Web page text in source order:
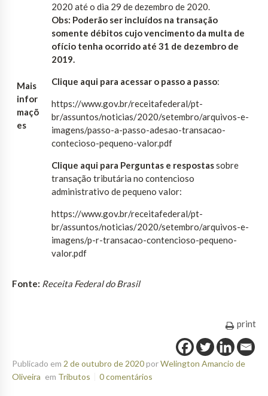
Mais
infor
maçõ
es
2020 até o dia 29 de dezembro de 2020.
Obs: Poderão ser incluídos na transação
somente débitos cujo vencimento da multa de
ofício tenha ocorrido até 31 de dezembro de
2019.
Clique aqui para acessar o passo a passo:
https://www.gov.br/receitafederal/pt-
br/assuntos/noticias/2020/setembro/arquivos-e-
imagens/passo-a-passo-adesao-transacao-
contecioso-pequeno-valor.pdf
Clique aqui para Perguntas e respostassobre
transação tributária no contencioso
administrativo de pequeno valor:
https://www.gov.br/receitafederal/pt-
br/assuntos/noticias/2020/setembro/arquivos-e-
imagens/p-r-transacao-contencioso-pequeno-
valor.pdf
Fonte: Receita Federal do Brasil
print
Publicado em 2 de outubro de 2020porWelington Amancio de
Oliveira em Tributos 0 comentários